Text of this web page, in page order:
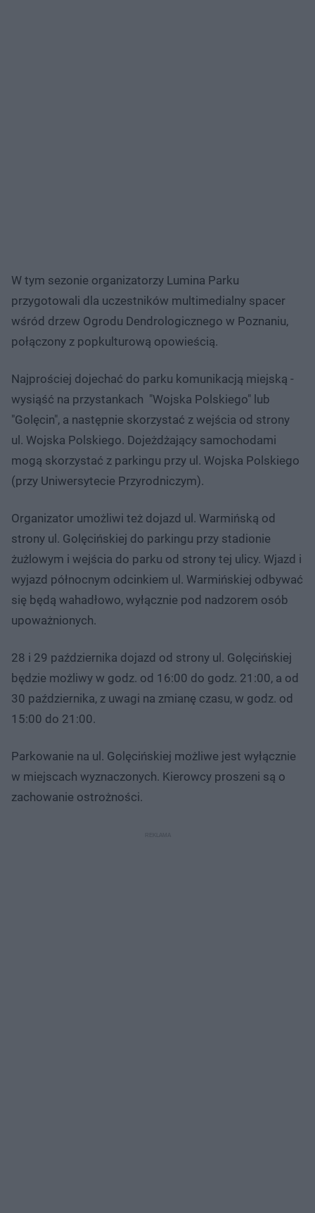
W tym sezonie organizatorzy Lumina Parku
przygotowali dla uczestników multimedialny spacer
wśród drzew Ogrodu Dendrologicznego w Poznaniu,
połączony z popkulturową opowieścią.
Najprościej dojechać do parku komunikacją miejską -
wysiąść na przystankach "Wojska Polskiego" lub
"Golęcin", a następnie skorzystać z wejścia od strony
ul. Wojska Polskiego. Dojeżdżający samochodami
mogą skorzystać z parkingu przy ul. Wojska Polskiego
(przy Uniwersytecie Przyrodniczym).
Organizator umożliwi też dojazd ul. Warmińską od
strony ul. Golęcińskiej do parkingu przy stadionie
żużlowym i wejścia do parku od strony tej ulicy. Wjazd i
wyjazd północnym odcinkiem ul. Warmińskiej odbywać
się będą wahadłowo, wyłącznie pod nadzorem osób
upoważnionych.
28 i 29 października dojazd od strony ul. Golęcińskiej
będzie możliwy w godz. od 16:00 do godz. 21:00, a od
30 października, z uwagi na zmianę czasu, w godz. od
15:00 do 21:00.
Parkowanie na ul. Golęcińskiej możliwe jest wyłącznie
w miejscach wyznaczonych. Kierowcy proszeni są o
zachowanie ostrożności.